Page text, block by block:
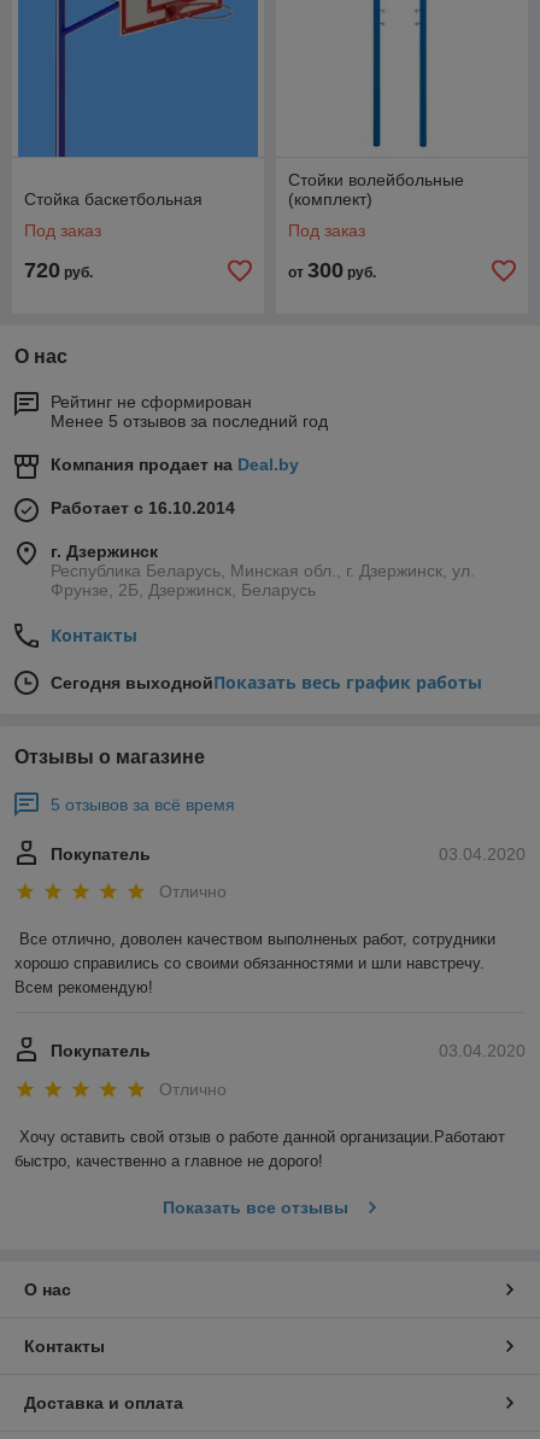
Стойка баскетбольная
Под заказ
720 руб.
Стойки волейбольные
(комплект)
Под заказ
от 300 руб.
О нас
Рейтинг не сформирован
Менее 5 отзывов за последний год
Компания продает на Deal.by
Работает с 16.10.2014
г. Дзержинск
Республика Беларусь, Минская обл., г. Дзержинск, ул.
Фрунзе, 2Б, Дзержинск, Беларусь
Контакты
Сегодня выходнойПоказать весь график работы
Отзывы о магазине
5 отзывов за всё время
03.04.2020
Покупатель
Отлично
Все отлично, доволен качеством выполненых работ, сотрудники
хорошо справились со своими обязанностями и шли навстречу.
Всем рекомендую!
03.04.2020
Покупатель
Отлично
Хочу оставить свой отзыв о работе данной организации.Работают
быстро, качественно а главное не дорого!
Показать все отзывы
О нас
Контакты
Доставка и оплата